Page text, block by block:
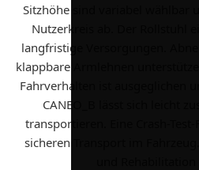
Sitzhöhe sind variabel wählbar
Nutzerkreis ab. Der Rollstuhl
langfristige Versorgungen.
klappbare Armlehnen
Fahrverhalten ist ausgeglichen
CANEO_B lässt sich leicht
transportieren. Eine Crash-
sicheren Transport im